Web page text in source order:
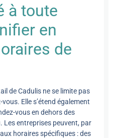
à toute
en
de
de Cadulis ne se limite pas
Elle s’étend également
vous en dehors des
Les entreprises peuvent, par
horaires spécifiques : des